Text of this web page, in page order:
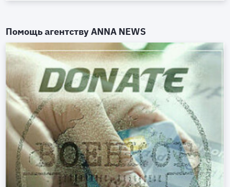
Помощь агентствуANNA NEWS